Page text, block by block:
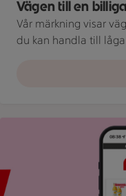
Vägen till en
Vår märkning visar
du kan handla till
Bild på mobil som visar